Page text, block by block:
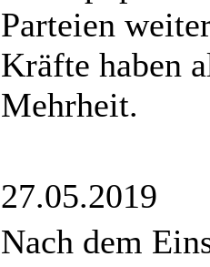
Parteien
Kräfte haben
Mehrheit.
27.05.2019
Nach dem